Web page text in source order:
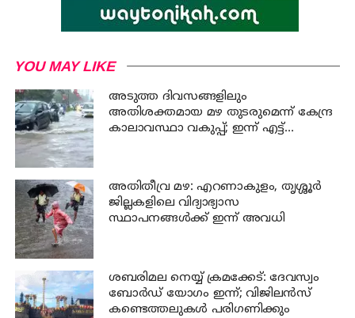
YOU MAY LIKE
അടുത്ത ദിവസങ്ങളിലും
അതിശക്തമായ മഴ തുടരുമെന്ന് കേന്ദ്ര
കാലാവസ്ഥാ വകുപ്പ്; ഇന്ന് എട്ട്
അതിതീവ്ര മഴ: എറണാകുളം, തൃശ്ശൂർ
ജില്ലകളിലെ വിദ്യാഭ്യാസ
സ്ഥാപനങ്ങൾക്ക് ഇന്ന് അവധി
ശബരിമല നെയ്യ് ക്രമക്കേട്: ദേവസ്വം
ബോർഡ് യോഗം ഇന്ന്; വിജിലൻസ്
കണ്ടെത്തലുകൾ പരിഗണിക്കും